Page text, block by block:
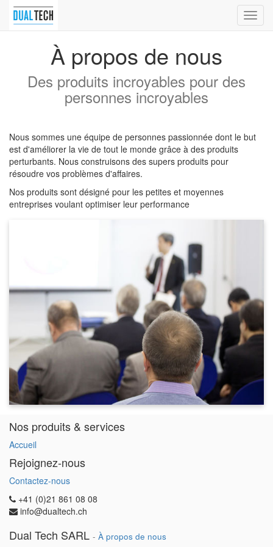
la
À propos de nous
Des produits incroyables pour des
personnes incroyables
Nous sommes une équipe de personnes passionnée dont le but
est d'améliorer la vie de tout le monde grâce à des produits
perturbants. Nous construisons des supers produits pour
résoudre vos problèmes d'affaires.
Nos produits sont désigné pour les petites et moyennes
entreprises voulant optimiser leur performance
Nos produits & services
Accueil
Rejoignez-nous
Contactez-nous
+41 (0)21 861 08 08
info@dualtech.ch
Dual Tech SARL - À propos de nous